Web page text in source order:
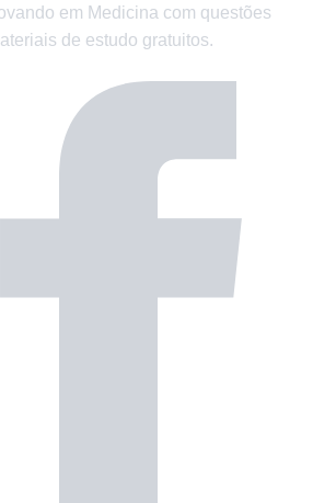
em Medicina com questões
de estudo gratuitos.